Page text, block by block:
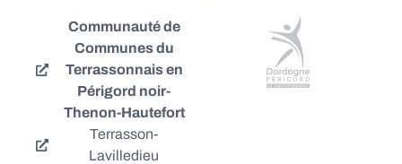
Communauté de
Communes du
Terrassonnais en
Périgord noir-
Thenon-Hautefort
Terrasson-
Lavilledieu